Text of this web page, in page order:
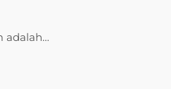
adalah…